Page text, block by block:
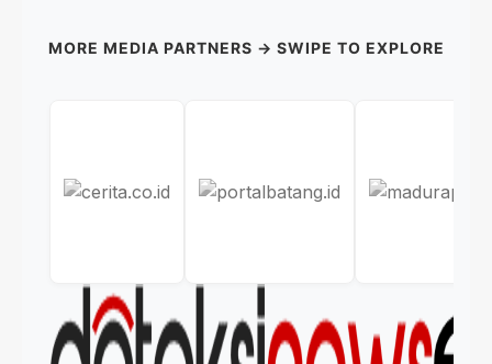
MORE MEDIA PARTNERS → SWIPE TO EXPLORE